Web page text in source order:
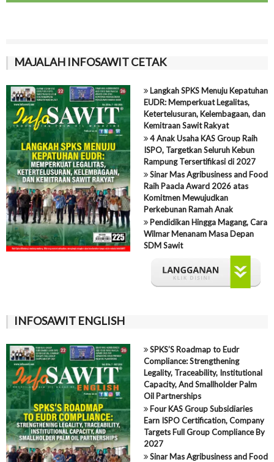
MAJALAH INFOSAWIT CETAK
Langkah SPKS Menuju Kepatuhan
EUDR: Memperkuat Legalitas,
Ketertelusuran, Kelembagaan, dan
Kemitraan Sawit Rakyat
4 Anak Usaha KAS Group Raih
ISPO, Targetkan Seluruh Kebun
Rampung Tersertifikasi di 2027
Sinar Mas Agribusiness and Food
Raih Paacla Award 2026 atas
Komitmen Mewujudkan
Perkebunan Ramah Anak
Pendidikan Hingga Magang, Cara
Wilmar Menanam Masa Depan
SDM Sawit
INFOSAWIT ENGLISH
SPKS’S Roadmap to Eudr
Compliance: Strengthening
Legality, Traceability, Institutional
Capacity, And Smallholder Palm
Oil Partnerships
Four KAS Group Subsidiaries
Earn ISPO Certification, Company
Targets Full Group Compliance By
2027
Sinar Mas Agribusiness and Food